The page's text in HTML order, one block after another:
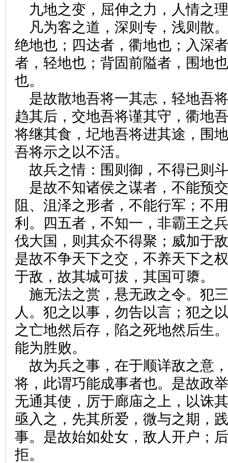
九地之变，屈伸之力，人情之
凡为客之道，深则专，浅则散
绝地也；四达者，衢地也；入深
者，轻地也；背固前隘者，围地
也。
是故散地吾将一其志，轻地吾
趋其后，交地吾将谨其守，衢地
将继其食，圮地吾将进其途，围
吾将示之以不活。
故兵之情：围则御，不得已则
是故不知诸侯之谋者，不能预
阻、沮泽之形者，不能行军；不
利。四五者，不知一，非霸王之
伐大国，则其众不得聚；威加于
是故不争天下之交，不养天下之
于敌，故其城可拔，其国可隳。
施无法之赏，悬无政之令。犯
人。犯之以事，勿告以言；犯之
之亡地然后存，陷之死地然后生
能为胜败。
故为兵之事，在于顺详敌之意
将，此谓巧能成事者也。是故政
无通其使，厉于廊庙之上，以诛
亟入之，先其所爱，微与之期，
事。是故始如处女，敌人开户；
拒。